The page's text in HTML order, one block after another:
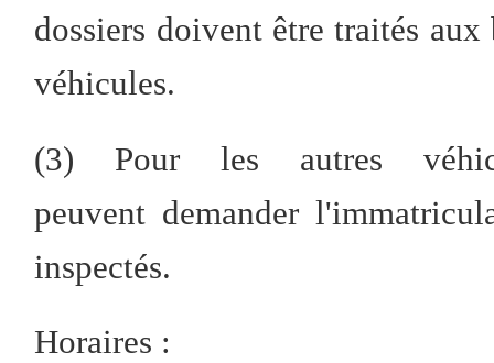
dossiers doivent être traités
véhicules.
(3) Pour les autres
peuvent demander
inspectés.
Horaires :